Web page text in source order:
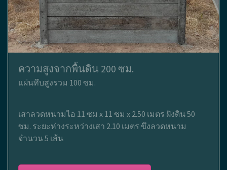
ความสูงจากพื้นดิน 200 ซม.
แผ่นทึบสูงรวม 100 ซม.
เสาลวดหนามไอ 11 ซม x 11 ซม x 2.50 เมตร ฝังดิน 50
ซม. ระยะห่างระหว่างเสา 2.10 เมตร ขึงลวดหนาม
จำนวน 5 เส้น